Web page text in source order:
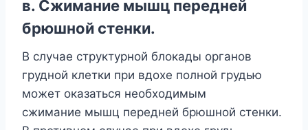
в. Сжимание мышц передней
брюшной стенки.
В случае структурной блокады органов
грудной клетки при вдохе полной грудью
может оказаться необходимым
сжимание мышц передней брюшной стенки.